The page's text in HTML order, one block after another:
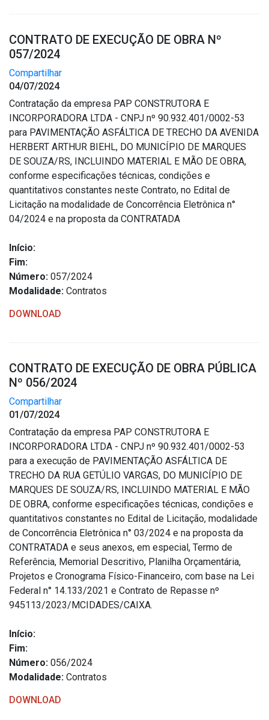
CONTRATO DE EXECUÇÃO DE OBRA Nº
057/2024
Compartilhar
04/07/2024
Contratação da empresa PAP CONSTRUTORA E
INCORPORADORA LTDA - CNPJ nº 90.932.401/0002-53
para PAVIMENTAÇÃO ASFÁLTICA DE TRECHO DA AVENIDA
HERBERT ARTHUR BIEHL, DO MUNICÍPIO DE MARQUES
DE SOUZA/RS, INCLUINDO MATERIAL E MÃO DE OBRA,
conforme especificações técnicas, condições e
quantitativos constantes neste Contrato, no Edital de
Licitação na modalidade de Concorrência Eletrônica n°
04/2024 e na proposta da CONTRATADA
Início:
Fim:
Número: 057/2024
Modalidade: Contratos
DOWNLOAD
CONTRATO DE EXECUÇÃO DE OBRA PÚBLICA
Nº 056/2024
Compartilhar
01/07/2024
Contratação da empresa PAP CONSTRUTORA E
INCORPORADORA LTDA - CNPJ nº 90.932.401/0002-53
para a execução de PAVIMENTAÇÃO ASFÁLTICA DE
TRECHO DA RUA GETÚLIO VARGAS, DO MUNICÍPIO DE
MARQUES DE SOUZA/RS, INCLUINDO MATERIAL E MÃO
DE OBRA, conforme especificações técnicas, condições e
quantitativos constantes no Edital de Licitação, modalidade
de Concorrência Eletrônica n° 03/2024 e na proposta da
CONTRATADA e seus anexos, em especial, Termo de
Referência, Memorial Descritivo, Planilha Orçamentária,
Projetos e Cronograma Físico-Financeiro, com base na Lei
Federal n° 14.133/2021 e Contrato de Repasse nº
945113/2023/MCIDADES/CAIXA.
Início:
Fim:
Número: 056/2024
Modalidade: Contratos
DOWNLOAD